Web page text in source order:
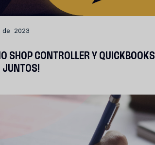
2023
SHOP CONTROLLER Y QUICKBOOKS
JUNTOS!